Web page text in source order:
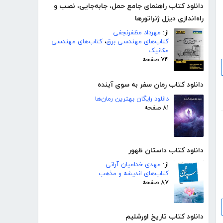
دانلود کتاب راهنمای جامع حمل، جابه‌جایی، نصب و
راه‌اندازی دیزل ژنراتور‌ها
از: مهرداد مظفرنجفی
کتاب‌های مهندسی برق، کتاب‌های مهندسی
مکانیک
۷۴ صفحه
دانلود کتاب رمان سفر به سوی آینده
دانلود رایگان بهترین رمان‌ها
۸۱ صفحه
دانلود کتاب داستان ظهور
از: مهدی خدامیان آرانی
کتاب‌های اندیشه و مذهب
۸۷ صفحه
دانلود کتاب تاریخ اورشلیم